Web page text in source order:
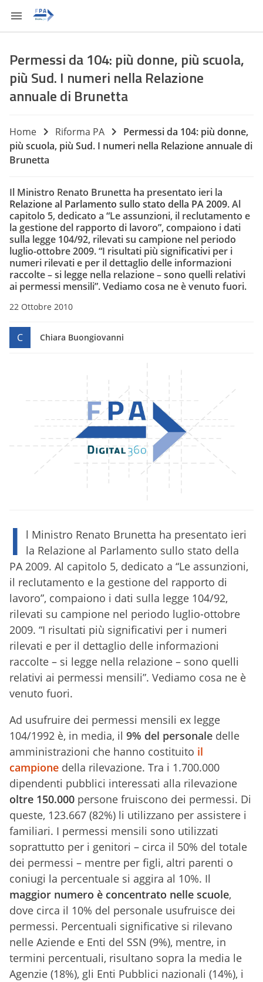
Permessi da 104: più donne, più scuola,
più Sud. I numeri nella Relazione
annuale di Brunetta
Home Riforma PA
Permessi da 104: più donne,
più scuola, più Sud. I numeri nella Relazione annuale di
Brunetta
Il Ministro Renato Brunetta ha presentato ieri la
Relazione al Parlamento sullo stato della PA 2009. Al
capitolo 5, dedicato a “Le assunzioni, il reclutamento e
la gestione del rapporto di lavoro”, compaiono i dati
sulla legge 104/92, rilevati su campione nel periodo
luglio-ottobre 2009. “I risultati più significativi per i
numeri rilevati e per il dettaglio delle informazioni
raccolte – si legge nella relazione – sono quelli relativi
ai permessi mensili”. Vediamo cosa ne è venuto fuori.
22 Ottobre 2010
C Chiara Buongiovanni
I
l Ministro Renato Brunetta ha presentato ieri
la Relazione al Parlamento sullo stato della
PA 2009. Al capitolo 5, dedicato a “Le assunzioni,
il reclutamento e la gestione del rapporto di
lavoro”, compaiono i dati sulla legge 104/92,
rilevati su campione nel periodo luglio-ottobre
2009. “I risultati più significativi per i numeri
rilevati e per il dettaglio delle informazioni
raccolte – si legge nella relazione – sono quelli
relativi ai permessi mensili”. Vediamo cosa ne è
venuto fuori.
Ad usufruire dei permessi mensili ex legge
104/1992 è, in media, il 9% del personale delle
amministrazioni che hanno costituito il
campione della rilevazione. Tra i 1.700.000
dipendenti pubblici interessati alla rilevazione
oltre 150.000 persone fruiscono dei permessi. Di
queste, 123.667 (82%) li utilizzano per assistere i
familiari. I permessi mensili sono utilizzati
soprattutto per i genitori – circa il 50% del totale
dei permessi – mentre per figli, altri parenti o
coniugi la percentuale si aggira al 10%. Il
maggior numero è concentrato nelle scuole,
dove circa il 10% del personale usufruisce dei
permessi. Percentuali significative si rilevano
nelle Aziende e Enti del SSN (9%), mentre, in
termini percentuali, risultano sopra la media le
Agenzie (18%), gli Enti Pubblici nazionali (14%), i